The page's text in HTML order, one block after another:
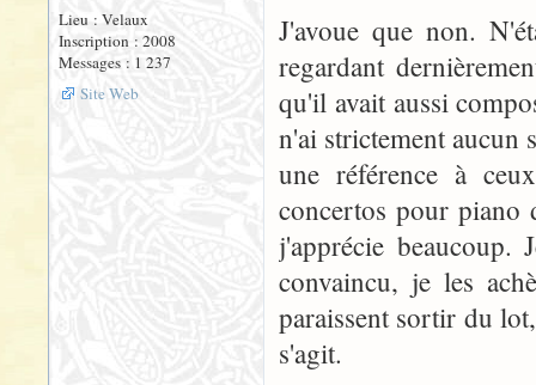
Lieu : Velaux
Inscription : 2008
Messages : 1 237
Site Web
J'avoue que non.
regardant
qu'il avait aussi
n'ai strictement aucun
une référence à
concertos pour piano
j'apprécie beaucoup.
convaincu, je les
paraissent sortir du
s'agit.